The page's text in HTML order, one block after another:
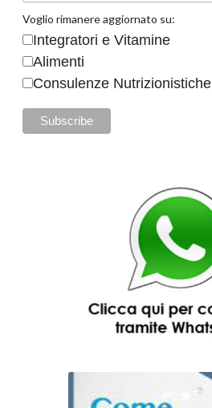
Voglio rimanere aggiornato su:
Integratori e Vitamine
Alimenti
Consulenze Nutrizionistiche